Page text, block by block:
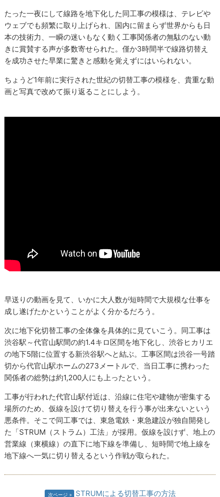
たった一夜にして線路を地下化した同工事の模様は、テレビや
ウェブでも頻繁に取り上げられ、国内に留まらず世界からも日
本の技術力、一瞬の迷いもなく動く工事関係者の無駄のない動
きに賞賛する声が多数寄せられた。僅か3時間半で線路切替え
を成功させた早業に驚きと感動を覚えずにはいられない。
ちょうど1年前に実行された世紀の切替工事の模様を、貴重な動
画と写真で改めて振り返ることにしよう。
早送りの動画を見て、いかに大人数が短時間で大規模な仕事を
成し遂げたかということがよく分かるだろう。
次に地下化切替工事の全体像を具体的に見ていこう。同工事は
渋谷駅～代官山駅間の約1.4キロ区間を地下化し、渋谷ヒカリエ
の地下5階に位置する新渋谷駅へと結ぶ。工事区間は渋谷一号踏
切から代官山駅ホームの273メートルで、当日工事に携わった
関係者の総勢は約1,200人にも上ったという。
工事が行われた代官山駅付近は、沿線に住宅や建物が密集する
場所のため、仮線を設けて切り替えを行う事が出来ないという
悪条件。そこで同工事では、東急電鉄・東急建設が独自開発し
た「STRUM（ストラム）工法」が採用。仮線を設けず、地上の
営業線（東横線）の直下に地下線を準備し、短時間で地上線を
地下線へ一気に切り替えるという作戦が取られた。
次ページ STRUMによる切替工事の方法